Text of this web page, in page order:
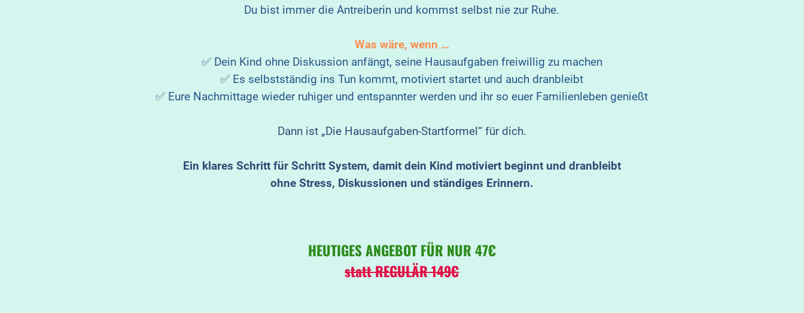
Du bist immer die Antreiberin und kommst selbst nie zur Ruhe.
Was wäre, wenn …
✅ Dein Kind ohne Diskussion anfängt, seine Hausaufgaben freiwillig zu machen
✅ Es selbstständig ins Tun kommt, motiviert startet und auch dranbleibt
✅ Eure Nachmittage wieder ruhiger und entspannter werden und ihr so euer Familienleben genießt
Dann ist „Die Hausaufgaben-Startformel“ für dich.
Ein klares Schritt für Schritt System, damit dein Kind motiviert beginnt und dranbleibt
ohne Stress, Diskussionen und ständiges Erinnern.
HEUTIGES ANGEBOT FÜR NUR 47€
statt REGULÄR 149€